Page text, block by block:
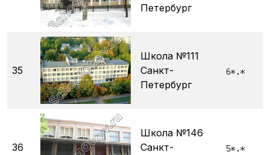
Петербург
35
Школа №111
Санкт-
Петербург
36
Школа №146
Санкт-